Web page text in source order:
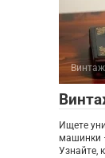
Винтаж
Ищете
машинки
Узнайте,